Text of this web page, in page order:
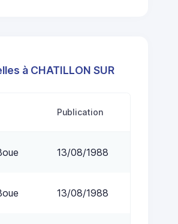
à CHATILLON SUR
Publication
13/08/1988
13/08/1988